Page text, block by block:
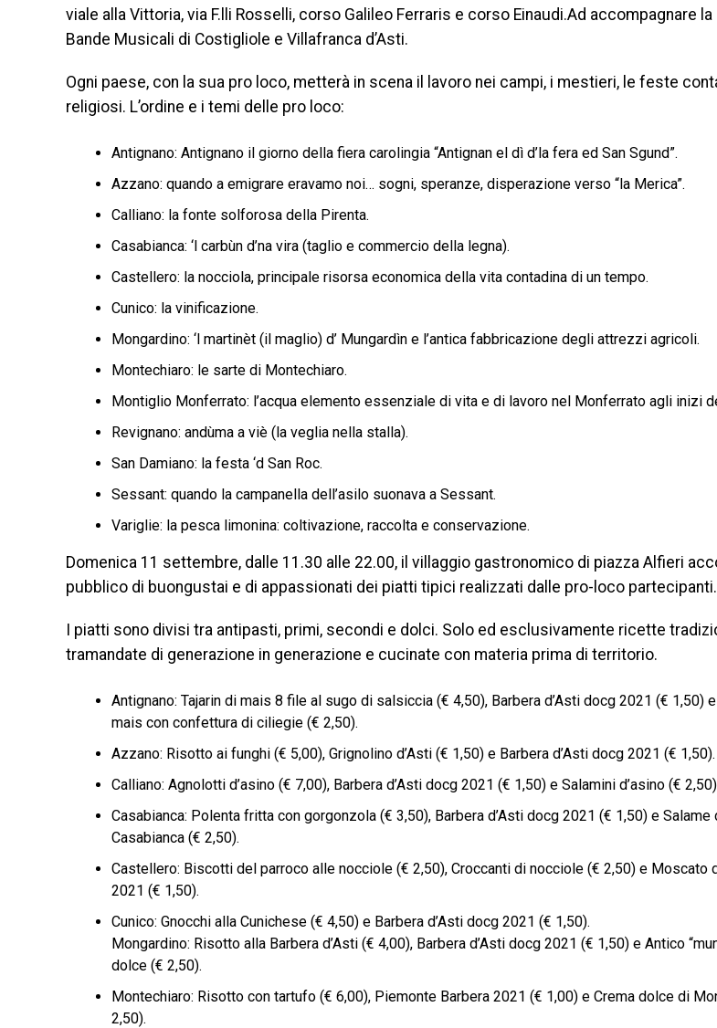
viale alla Vittoria, via F.lli Rosselli, corso Galileo Ferraris e corso Einaudi.Ad accompagnare
Bande Musicali di Costigliole e Villafranca d’Asti.
Ogni paese, con la sua pro loco, metterà in scena il lavoro nei campi, i mestieri, le feste
religiosi. L’ordine e i temi delle pro loco:
Antignano: Antignano il giorno della fiera carolingia “Antignan el dì d’la fera ed San Sgund”.
Azzano: quando a emigrare eravamo noi… sogni, speranze, disperazione verso “la Merica”.
Calliano: la fonte solforosa della Pirenta.
Casabianca: ‘l carbùn d’na vira (taglio e commercio della legna).
Castellero: la nocciola, principale risorsa economica della vita contadina di un tempo.
Cunico: la vinificazione.
Mongardino: ‘l martinèt (il maglio) d’ Mungardìn e l’antica fabbricazione degli attrezzi agricoli.
Montechiaro: le sarte di Montechiaro.
Montiglio Monferrato: l’acqua elemento essenziale di vita e di lavoro nel Monferrato agli inizi
Revignano: andùma a viè (la veglia nella stalla).
San Damiano: la festa ‘d San Roc.
Sessant: quando la campanella dell’asilo suonava a Sessant.
Variglie: la pesca limonina: coltivazione, raccolta e conservazione.
Domenica 11 settembre, dalle 11.30 alle 22.00, il villaggio gastronomico di piazza Alfieri
pubblico di buongustai e di appassionati dei piatti tipici realizzati dalle pro-loco partecipanti.
I piatti sono divisi tra antipasti, primi, secondi e dolci. Solo ed esclusivamente ricette
tramandate di generazione in generazione e cucinate con materia prima di territorio.
Antignano: Tajarin di mais 8 file al sugo di salsiccia (€ 4,50), Barbera d’Asti docg 2021 (€ 1,50)
mais con confettura di ciliegie (€ 2,50).
Azzano: Risotto ai funghi (€ 5,00), Grignolino d’Asti (€ 1,50) e Barbera d’Asti docg 2021 (€ 1,50).
Calliano: Agnolotti d’asino (€ 7,00), Barbera d’Asti docg 2021 (€ 1,50) e Salamini d’asino (€
Casabianca: Polenta fritta con gorgonzola (€ 3,50), Barbera d’Asti docg 2021 (€ 1,50) e Salame
Casabianca (€ 2,50).
Castellero: Biscotti del parroco alle nocciole (€ 2,50), Croccanti di nocciole (€ 2,50) e Moscato
2021 (€ 1,50).
Cunico: Gnocchi alla Cunichese (€ 4,50) e Barbera d’Asti docg 2021 (€ 1,50).
Mongardino: Risotto alla Barbera d’Asti (€ 4,00), Barbera d’Asti docg 2021 (€ 1,50) e Antico
dolce (€ 2,50).
Montechiaro: Risotto con tartufo (€ 6,00), Piemonte Barbera 2021 (€ 1,00) e Crema dolce di
2,50).